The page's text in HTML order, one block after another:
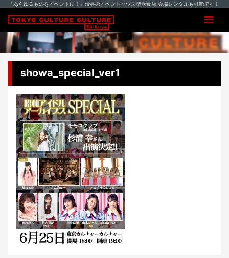
「あらゆるものをイベントに！」渋谷のイベントハウス型飲食店 会場レンタルも可能です！
showa_special_ver1